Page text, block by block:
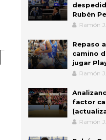
Rubén
Ramón J.
Repaso
camino
jugar
Ramón J.
factor
Ramón J.